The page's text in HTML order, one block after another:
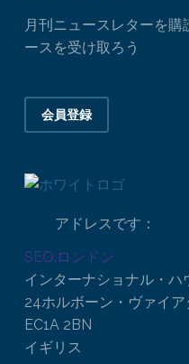
月刊ニュースレターを購
ースを受け取ろう
会員登録
アドレスです：
SEO.ロンドン
インターナショナル・ハ
24ホルボーン・ヴァイ
EC1A 2BN
イギリス